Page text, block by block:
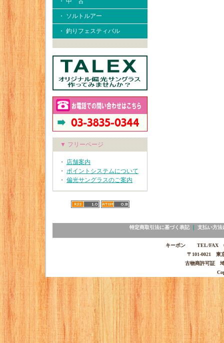
・ ソルトルアー
・ 釣りフェスティバル
▼ フリーページ
・ 店舗案内
・ ポイントシステムについて
・ 偏光サングラスのご案内
特定商取引法に基づく表記｜ 支払い方法
キーポン TEL/FAX
〒101-0021 東
古物商許可証